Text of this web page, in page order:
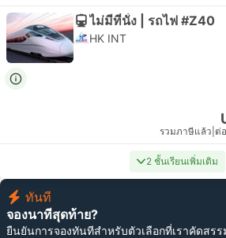
ไม่มีที่นั่ง | รถไฟ #Z40
HK INT
รวมภาษีแล้ว ต่
2 ชั้นเรียนเพิ่มเติม
ทันที
จองนาทีสุดท้าย?
ยืนยันการจองทันทีสำหรับตัวเลือกที่เราคัดสรร